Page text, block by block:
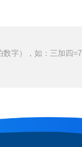
字），如：三加四=7